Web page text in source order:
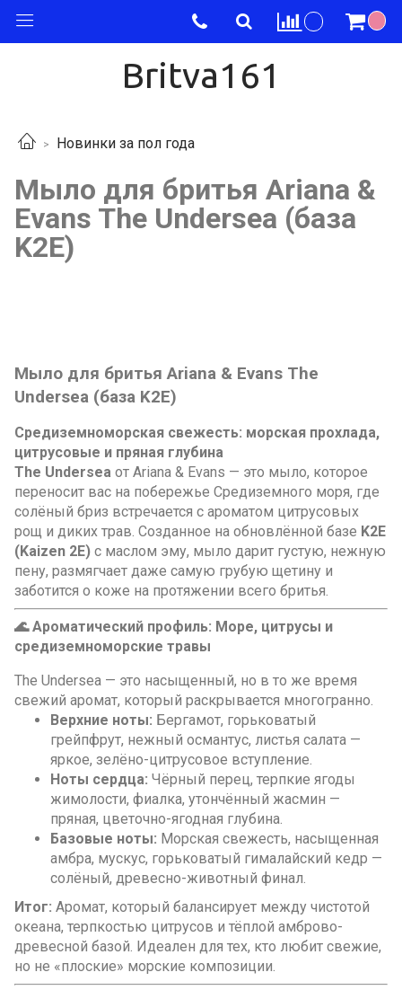
Britva161
Новинки за пол года
Мыло для бритья Ariana &
Evans The Undersea (база
K2E)
Мыло для бритья Ariana & Evans The
Undersea (база K2E)
Средиземноморская свежесть: морская прохлада,
цитрусовые и пряная глубина
The Undersea от Ariana & Evans — это мыло, которое
переносит вас на побережье Средиземного моря, где
солёный бриз встречается с ароматом цитрусовых
рощ и диких трав. Созданное на обновлённой базе K2E
(Kaizen 2E) с маслом эму, мыло дарит густую, нежную
пену, размягчает даже самую грубую щетину и
заботится о коже на протяжении всего бритья.
🌊 Ароматический профиль: Море, цитрусы и
средиземноморские травы
The Undersea — это насыщенный, но в то же время
свежий аромат, который раскрывается многогранно.
Верхние ноты: Бергамот, горьковатый
грейпфрут, нежный османтус, листья салата —
яркое, зелёно-цитрусовое вступление.
Ноты сердца: Чёрный перец, терпкие ягоды
жимолости, фиалка, утончённый жасмин —
пряная, цветочно-ягодная глубина.
Базовые ноты: Морская свежесть, насыщенная
амбра, мускус, горьковатый гималайский кедр —
солёный, древесно-животный финал.
Итог: Аромат, который балансирует между чистотой
океана, терпкостью цитрусов и тёплой амброво-
древесной базой. Идеален для тех, кто любит свежие,
но не «плоские» морские композиции.